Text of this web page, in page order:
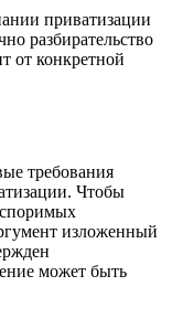
приватизации
разбирательство
от конкретной
требования
Чтобы
изложенный
может быть